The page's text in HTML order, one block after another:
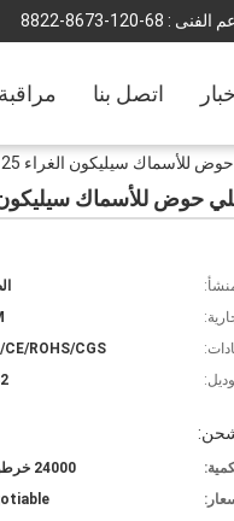
الفنى : 86-021-3768-2288
اتصل بنا
CE/ROHS/CGS
24000 خرطوشة